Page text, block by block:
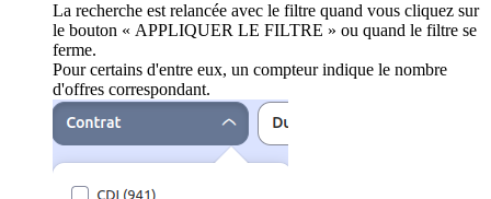
La recherche est relancée avec le filtre quand vous cliquez sur
le bouton « APPLIQUER LE FILTRE » ou quand le filtre se
ferme.
Pour certains d'entre eux, un compteur indique le nombre
d'offres correspondant.